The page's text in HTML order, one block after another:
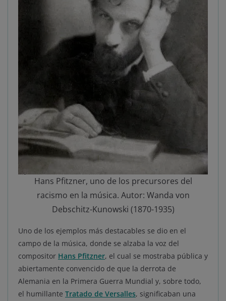
Hans Pfitzner, uno de los precursores del
racismo en la música. Autor: Wanda von
Debschitz-Kunowski (1870-1935)
Uno de los ejemplos más destacables se dio en el
campo de la música, donde se alzaba la voz del
compositor Hans Pfitzner, el cual se mostraba pública y
abiertamente convencido de que la derrota de
Alemania en la Primera Guerra Mundial y, sobre todo,
el humillante Tratado de Versalles, significaban una